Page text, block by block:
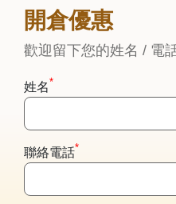
開倉優惠
歡迎留下您的姓名 / 電
姓名*
聯絡電話*